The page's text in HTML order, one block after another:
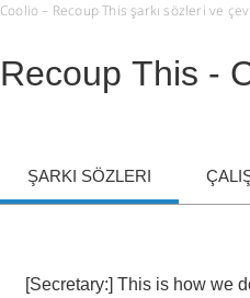
Coolio – Recoup This şarkı sözleri ve
Recoup This -
ŞARKI SÖZLERI
[Secretary:] This is how we